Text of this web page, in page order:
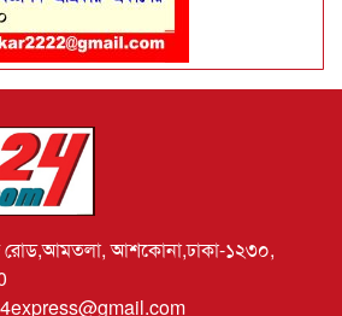
আশকোনা,ঢাকা-১২৩০,